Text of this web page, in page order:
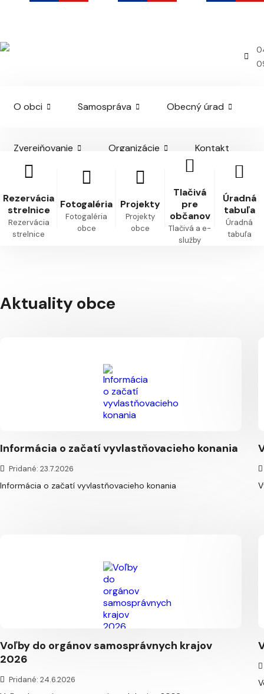
O obci Samospráva Obecný úrad
Zverejňovanie Organizácie Kontakt
Rezervácia
strelnice
Rezervácia
strelnice
Fotogaléria
Fotogaléria
obce
Projekty
Projekty
obce
Tlačivá
pre
občanov
Tlačivá a e-
služby
Úradná
tabuľa
Úradná
tabuľa
Aktuality obce
Informácia o začatí vyvlastňovacieho konania
Pridané: 23.7.2026
Informácia o začatí vyvlastňovacieho konania
Voľby do orgánov samosprávnych krajov
2026
Pridané: 24.6.2026